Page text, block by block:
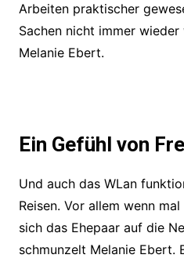
Arbeiten praktischer
Sachen nicht immer wieder
Melanie Ebert.
Ein Gefühl von
Und auch das WLan
Reisen. Vor allem wenn
sich das Ehepaar auf die
schmunzelt Melanie Ebert.